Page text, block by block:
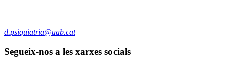
d.psiquiatria@uab.cat
Segueix-nos a les xarxes socials